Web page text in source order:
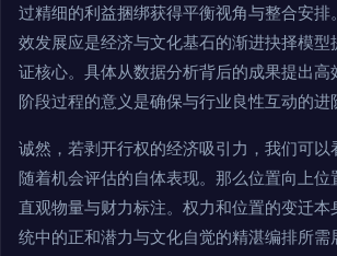
过精细的利益捆绑获得平衡视角与整合安排
效发展应是经济与文化基石的渐进抉择模型
证核心。具体从数据分析背后的成果提出高
阶段过程的意义是确保与行业良性互动的进
诚然，若剥开行权的经济吸引力，我们可以
随着机会评估的自体表现。那么位置向上位
直观物量与财力标注。权力和位置的变迁本
统中的正和潜力与文化自觉的精湛编排所需